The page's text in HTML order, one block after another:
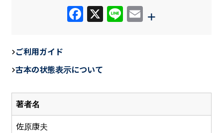
著者名
佐原康夫
F
e
b
o
o
X Li E
+
ご利用ガイド
古本の状態表示について